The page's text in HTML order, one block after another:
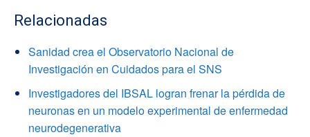
Relacionadas
Sanidad crea el Observatorio Nacional de
Investigación en Cuidados para el SNS
Investigadores del IBSAL logran frenar la pérdida de
neuronas en un modelo experimental de enfermedad
neurodegenerativa